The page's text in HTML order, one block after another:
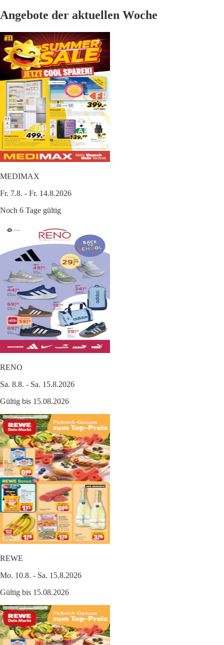
Angebote der aktuellen Woche
MEDIMAX
Fr. 7.8. - Fr. 14.8.2026
Noch 6 Tage gültig
RENO
Sa. 8.8. - Sa. 15.8.2026
Gültig bis 15.08.2026
REWE
Mo. 10.8. - Sa. 15.8.2026
Gültig bis 15.08.2026